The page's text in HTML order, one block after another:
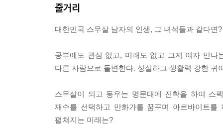
줄거리
대한민국 스무살 남자의 인생, 그 녀석들과 같다면?
공부에도 관심 없고, 미래도 없고 그저 여자 만
다른 사람으로 돌변한다. 성실하고 생활력 강한
스무살이 되고 동우는 명문대에 진학을 하여 스
재수를 선택하고 만화가를 꿈꾸며 아르바이트
펼쳐지는 미래는?